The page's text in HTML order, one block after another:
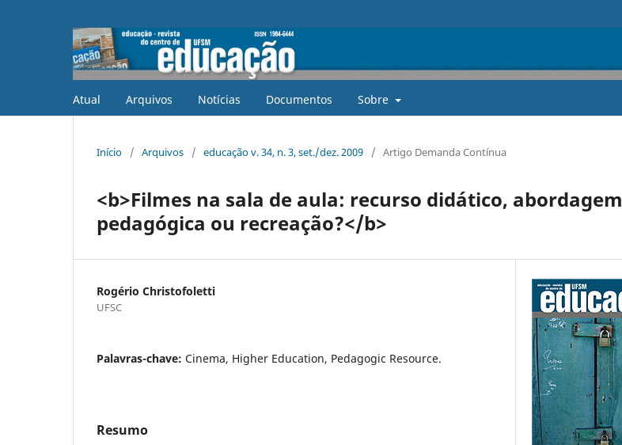
Atual Arquivos Notícias Documentos Sobre
Início / Arquivos / educação v. 34, n. 3, set./dez. 2009 / Artigo Demanda Contínua
<b>Filmes na sala de aula: recurso didático, abordagem
pedagógica ou recreação?</b>
Rogério Christofoletti
UFSC
Palavras-chave: Cinema, Higher Education, Pedagogic Resource.
Resumo